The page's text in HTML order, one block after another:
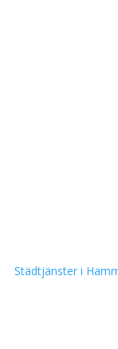
Städtjänster i